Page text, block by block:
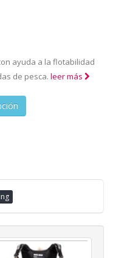
ayuda a la flotabilidad
de pesca. leer más